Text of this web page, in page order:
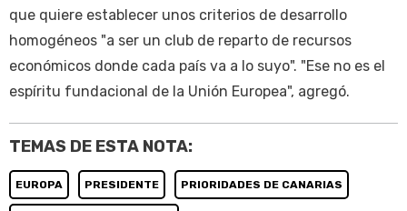
que quiere establecer unos criterios de desarrollo
homogéneos "a ser un club de reparto de recursos
económicos donde cada país va a lo suyo". "Ese no es el
espíritu fundacional de la Unión Europea", agregó.
TEMAS DE ESTA NOTA:
EUROPA PRESIDENTE PRIORIDADES DE CANARIAS